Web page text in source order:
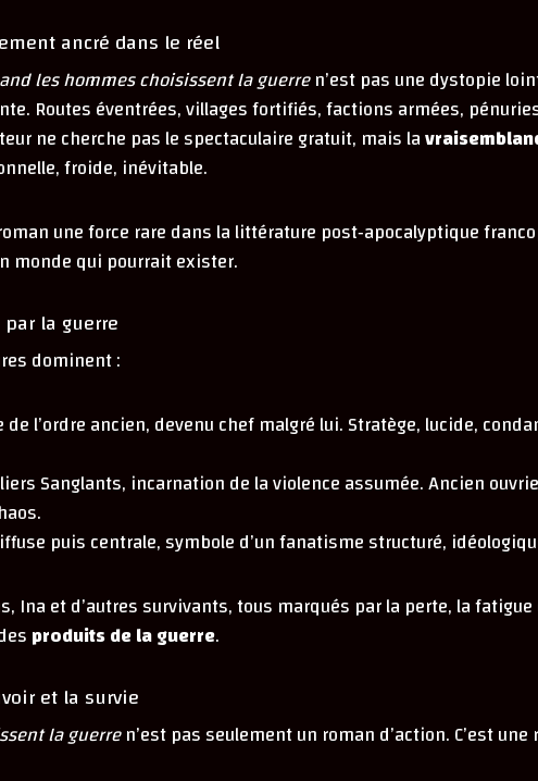
ancré dans le réel
les hommes choisissent la guerren’est pas une dystopie
Routes éventrées, villages fortifiés, factions armées,
ne cherche pas le spectaculaire gratuit, mais la
froide, inévitable.
une force rare dans la littérature post‑apocalyptique
monde qui pourrait exister.
la guerre
dominent :
de l’ordre ancien, devenu chef malgré lui. Stratège, lucide,
Sanglants, incarnation de la violence assumée. Ancien
puis centrale, symbole d’un fanatisme structuré,
Ina et d’autres survivants, tous marqués par la perte, la
produits de la guerre.
et la survie
la guerren’est pas seulement un roman d’action. C’est